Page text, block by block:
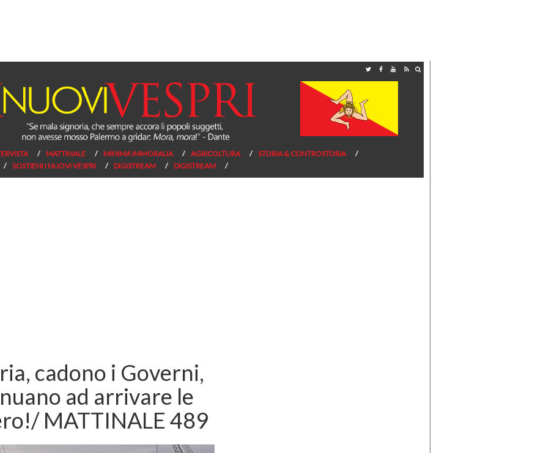
MATTINALE MINIMA IMMORALIA AGRICOLTURA
STORIA & CONTROSTORIA
SOSTIENI I NUOVI VESPRI DIGISTREAM DIGISTREAM
cadono i Governi,
ad arrivare le
MATTINALE 489